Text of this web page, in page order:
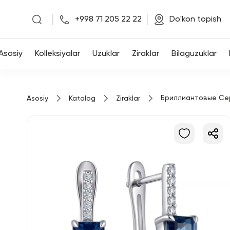
Asosiy
+998 71 205 22 22 Do'kon topish
Kolleksiyalar Uzuklar Ziraklar Bilaguzuklar
Asosiy Katalog Ziraklar Бриллиантовые